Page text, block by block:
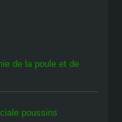
de la poule et de
poussins